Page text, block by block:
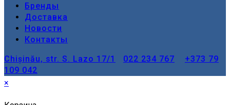
Бренды
Доставка
Новости
Контакты
Chișinău, str. S. Lazo 17/1
022 234 767
+373 79
109 042
×